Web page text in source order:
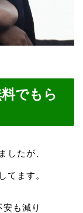
でもら
したが、
てます。
も減り